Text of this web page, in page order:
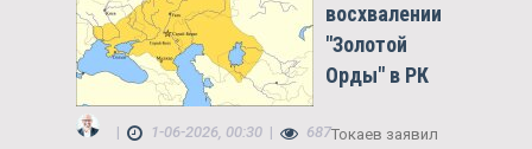
восхвалении
"Золотой
Орды" в РК
| 1-06-2026, 00:30 | 687Токаев заявил